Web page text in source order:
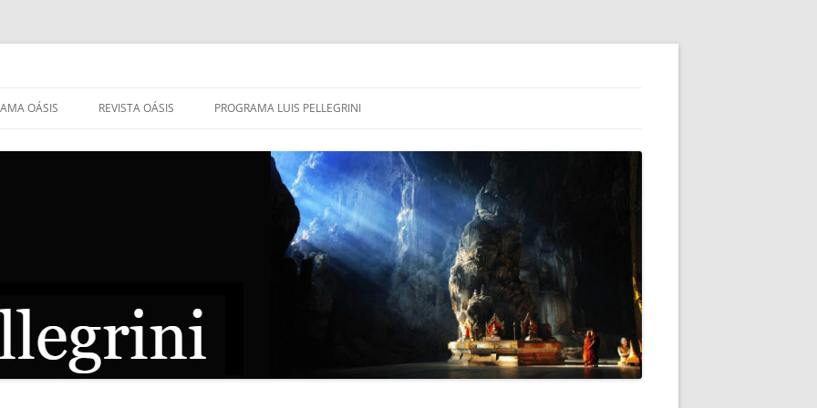
OÁSIS REVISTA OÁSIS PROGRAMA LUIS PELLEGRINI